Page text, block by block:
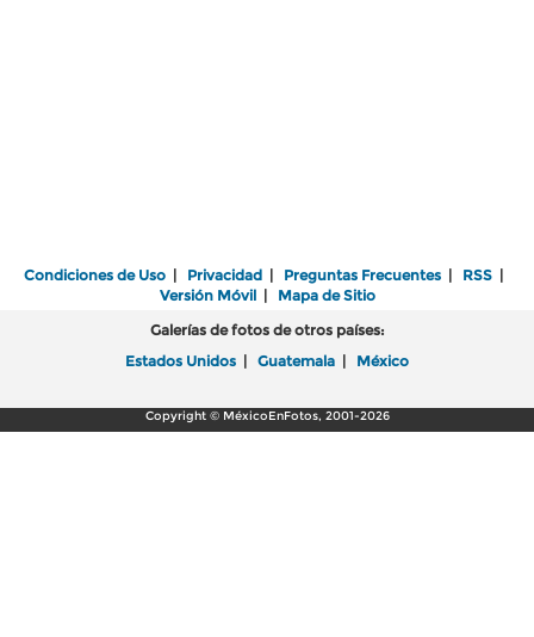
Condiciones de Uso | Privacidad | Preguntas Frecuentes | RSS |
Versión Móvil| Mapa de Sitio
Galerías de fotos de otros países:
Estados Unidos | Guatemala | México
Copyright © MéxicoEnFotos, 2001-2026